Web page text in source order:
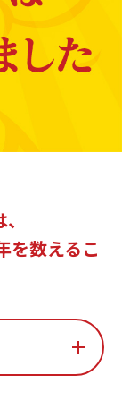
を数えるこ